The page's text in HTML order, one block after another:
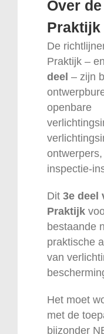
Over
Praktijk
De
Praktijk –
deel – zijn
openbare
inspectie-
Dit 3e deel
Praktijk
bestaande
praktische
van
Het moet
met de
bijzonder